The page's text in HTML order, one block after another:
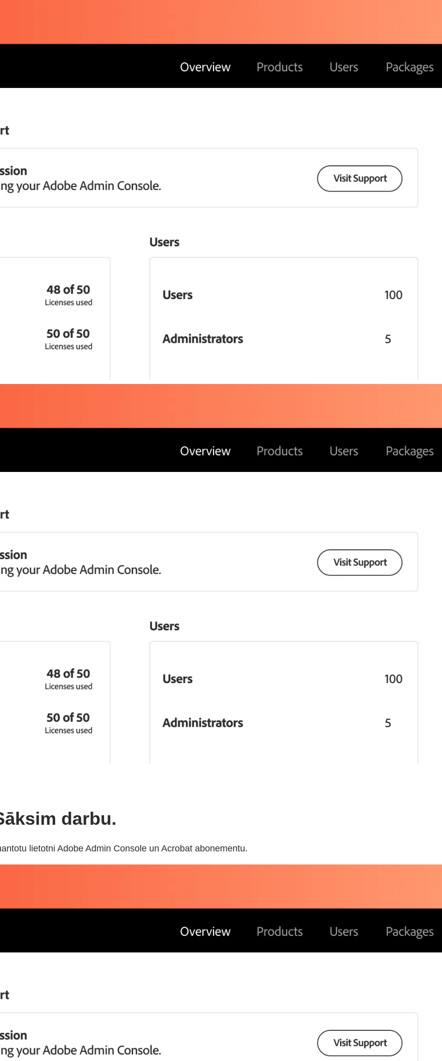
darbu.
lietotni Adobe Admin Console un Acrobat abonementu.